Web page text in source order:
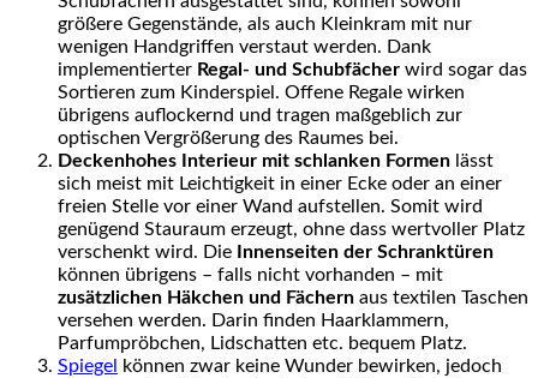
größere Gegenstände, als auch Kleinkram mit nur
wenigen Handgriffen verstaut werden. Dank
implementierter Regal- und Schubfächer wird sogar das
Sortieren zum Kinderspiel. Offene Regale wirken
übrigens auflockernd und tragen maßgeblich zur
optischen Vergrößerung des Raumes bei.
Deckenhohes Interieur mit schlanken Formen lässt
sich meist mit Leichtigkeit in einer Ecke oder an einer
freien Stelle vor einer Wand aufstellen. Somit wird
genügend Stauraum erzeugt, ohne dass wertvoller Platz
verschenkt wird. Die
Innenseiten der Schranktüren
können übrigens – falls nicht vorhanden – mit
zusätzlichen Häkchen und Fächern aus textilen Taschen
versehen werden. Darin finden Haarklammern,
Parfumpröbchen, Lidschatten etc. bequem Platz.
Spiegel
können zwar keine Wunder bewirken, jedoch